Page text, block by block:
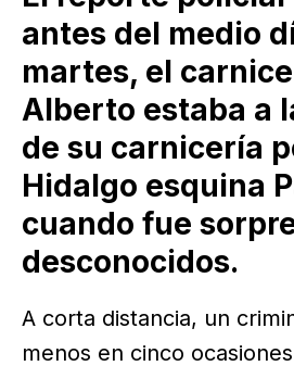
antes del medio
martes, el
Alberto estaba a
de su carnicería
Hidalgo esquina
cuando fue
desconocidos.
A corta distancia, un
menos en cinco